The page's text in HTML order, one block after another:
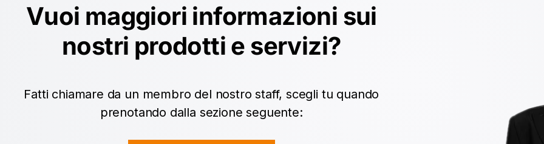
Vuoi maggiori informazioni sui
nostri prodotti e servizi?
Fatti chiamare da un membro del nostro staff, scegli tu quando
prenotando dalla sezione seguente: